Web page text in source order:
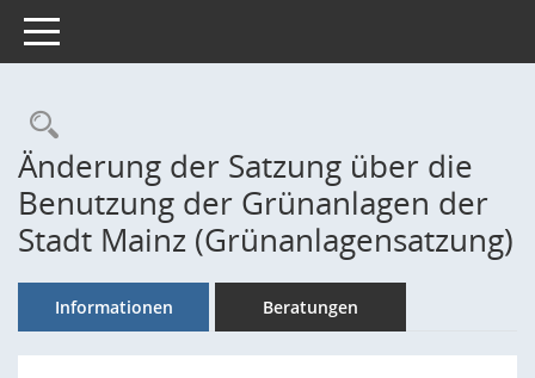
Toggle navigation
Rechercheauswahl
Änderung der Satzung über die
Benutzung der Grünanlagen der
Stadt Mainz (Grünanlagensatzung)
Informationen Beratungen